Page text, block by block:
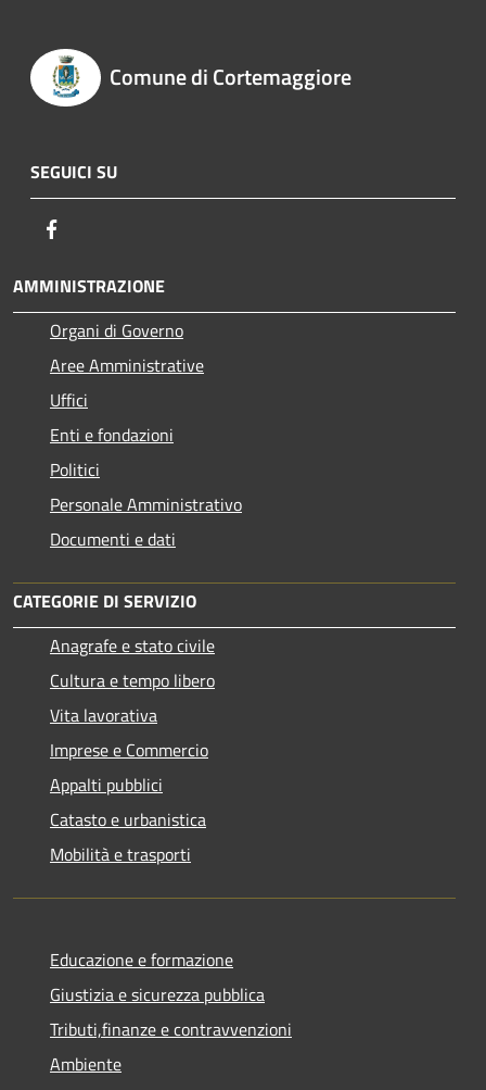
Comune di Cortemaggiore
SEGUICI SU
AMMINISTRAZIONE
Organi di Governo
Aree Amministrative
Uffici
Enti e fondazioni
Politici
Personale Amministrativo
Documenti e dati
CATEGORIE DI SERVIZIO
Anagrafe e stato civile
Cultura e tempo libero
Vita lavorativa
Imprese e Commercio
Appalti pubblici
Catasto e urbanistica
Mobilità e trasporti
Educazione e formazione
Giustizia e sicurezza pubblica
Tributi,finanze e contravvenzioni
Ambiente